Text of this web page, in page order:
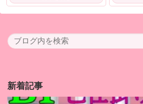
新着記事